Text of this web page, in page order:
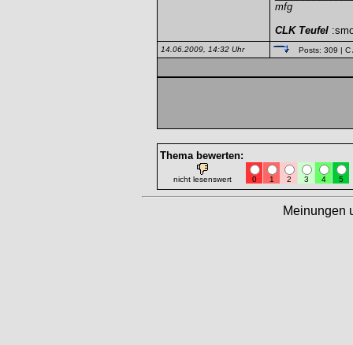
mfg
CLK Teufel
14.06.2009, 14:32 Uhr Posts: 309 | C
Thema bewerten:
nicht lesenswert 0 1 2 3 4 5
Meinungen